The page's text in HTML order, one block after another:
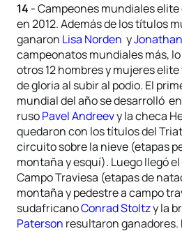
14 - Campeones mundiales elite
en 2012. Además de los títulos
ganaron Lisa Norden y
campeonatos mundiales más,
otros 12 hombres y mujeres
de gloria al subir al podio. El
mundial del año se desarrolló
rusoPavel Andreevy la checa
quedaron con los títulos del
circuito sobre la nieve (etapas
montaña y esquí). Luego llegó
Campo Traviesa (etapas de
montaña y pedestre a campo
sudafricanoConrad Stoltzy la
Paterson resultaron ganadores.